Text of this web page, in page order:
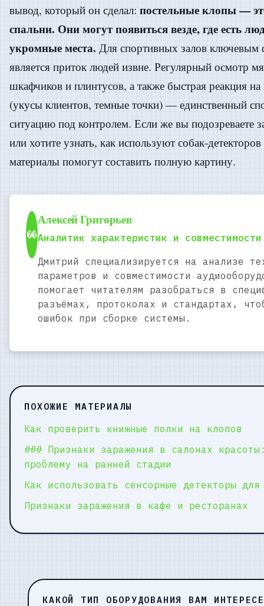
вывод, который он сделал: постельные клопы —
спальни. Они могут появиться везде, где есть
укромные места. Для спортивных залов ключевым
является приток людей извне. Регулярный осмотр
шкафчиков и плинтусов, а также быстрая реакция
(укусы клиентов, темные точки) — единственный
ситуацию под контролем. Если же вы подозреваете
или хотите узнать, как используют собак-
материалы помогут составить полную картину.
��
Алексей Григорьев
Аналитик характеристик и совместимости
Дмитрий специализируется на анализе
параметров и совместимости
помогает читателям разобраться в
разъёмах, протоколах и стандартах,
ошибок при сборке системы.
ПОХОЖИЕ МАТЕРИАЛЫ
Как проверить книжные полки на клопов
### Признаки заражения в салонах
проблему на ранней стадии
Как использовать сенсорные детекторы для
Признаки заражения в кафе и ресторанах
КАКОЙ ТИП ОБОРУДОВАНИЯ ВАМ